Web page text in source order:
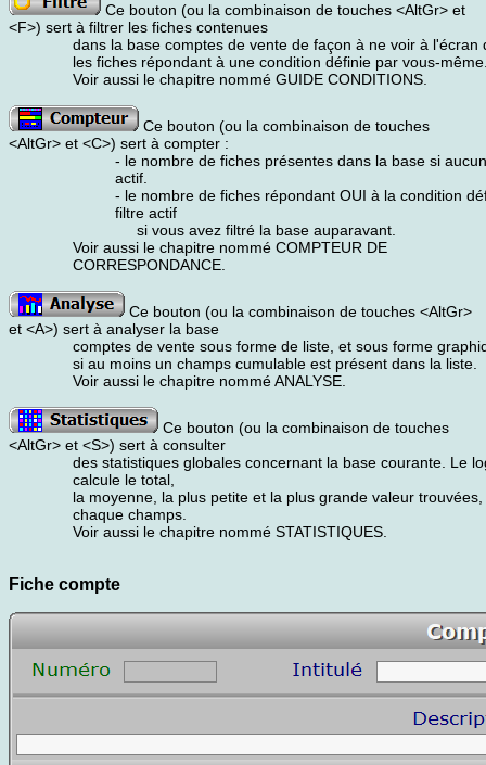
Ce bouton (ou la combinaison de touches <AltGr> et
<F>) sert à filtrer les fiches contenues
dans la base comptes de vente de façon à ne voir à l'écran
les fiches répondant à une condition définie par vous-
Voir aussi le chapitre nommé GUIDE CONDITIONS.
Ce bouton (ou la combinaison de touches
<AltGr> et <C>) sert à compter :
- le nombre de fiches présentes dans la base si
actif.
- le nombre de fiches répondant OUI à la condition
filtre actif
si vous avez filtré la base auparavant.
Voir aussi le chapitre nommé COMPTEUR DE
CORRESPONDANCE.
Ce bouton (ou la combinaison de touches <AltGr>
et <A>) sert à analyser la base
comptes de vente sous forme de liste, et sous forme
si au moins un champs cumulable est présent dans la liste.
Voir aussi le chapitre nommé ANALYSE.
Ce bouton (ou la combinaison de touches
<AltGr> et <S>) sert à consulter
des statistiques globales concernant la base courante. Le
calcule le total,
la moyenne, la plus petite et la plus grande valeur
chaque champs.
Voir aussi le chapitre nommé STATISTIQUES.
Fiche compte